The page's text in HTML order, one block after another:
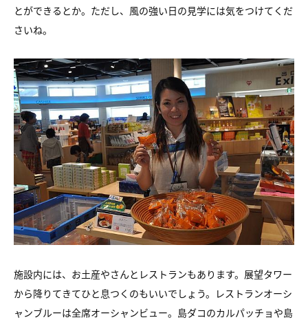
とができるとか。 ただし、風の強い日の見学には気をつけてくだ
さいね。
施設内には、お土産やさんとレストランもあります。 展望タワー
から降りてきてひと息つくのもいいでしょう。 レストランオーシ
ャンブルーは全席オーシャンビュー。 島ダコのカルパッチョや島